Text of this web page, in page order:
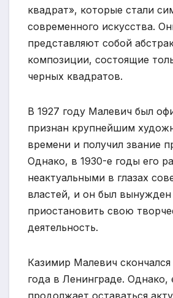
квадрат», которые стали
современного искусства.
представляют собой
композиции, состоящие
черных квадратов.
В 1927 году Малевич был
признан крупнейшим
времени и получил звание
Однако, в 1930-е годы его
неактуальными в глазах
властей, и он был вынужден
приостановить свою
деятельность.
Казимир Малевич скончался
года в Ленинграде. Однако,
продолжает оставаться